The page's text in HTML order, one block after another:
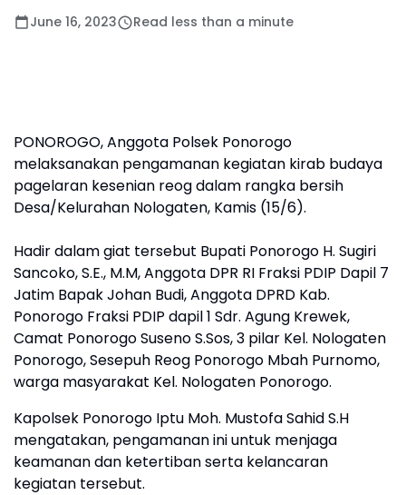
June 16, 2023 Read less than a minute
PONOROGO, Anggota Polsek Ponorogo
melaksanakan pengamanan kegiatan kirab budaya
pagelaran kesenian reog dalam rangka bersih
Desa/Kelurahan Nologaten, Kamis (15/6).
Hadir dalam giat tersebut Bupati Ponorogo H. Sugiri
Sancoko, S.E., M.M, Anggota DPR RI Fraksi PDIP Dapil 7
Jatim Bapak Johan Budi, Anggota DPRD Kab.
Ponorogo Fraksi PDIP dapil 1 Sdr. Agung Krewek,
Camat Ponorogo Suseno S.Sos, 3 pilar Kel. Nologaten
Ponorogo, Sesepuh Reog Ponorogo Mbah Purnomo,
warga masyarakat Kel. Nologaten Ponorogo.
Kapolsek Ponorogo Iptu Moh. Mustofa Sahid S.H
mengatakan, pengamanan ini untuk menjaga
keamanan dan ketertiban serta kelancaran
kegiatan tersebut.